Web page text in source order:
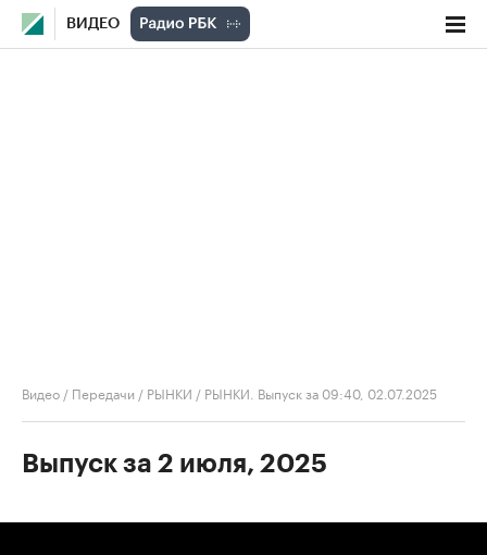
ВИДЕО
Видео / Передачи / РЫНКИ / РЫНКИ. Выпуск за 09:40, 02.07.2025
Выпуск за 2 июля, 2025